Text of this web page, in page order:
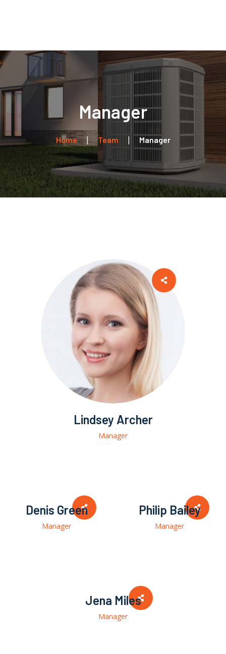
Leistungen
Kontakt
Manager
Home Team Manager
Lindsey Archer
Manager
Denis Green
Manager
Philip Bailey
Manager
Jena Miles
Manager